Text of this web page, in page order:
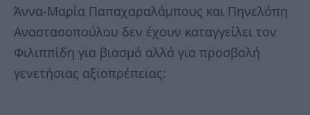
Άννα-Μαρία Παπαχαραλάμπους και Πηνελόπη
Αναστασοπούλου δεν έχουν καταγγείλει τον
Φιλιππίδη για βιασμό αλλά για προσβολή
γενετήσιας αξιοπρέπειας: